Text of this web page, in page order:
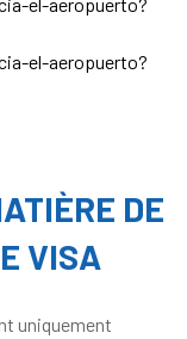
el-aeropuerto?
DE
VISA
uniquement